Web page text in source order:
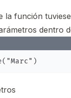
la función
dentro